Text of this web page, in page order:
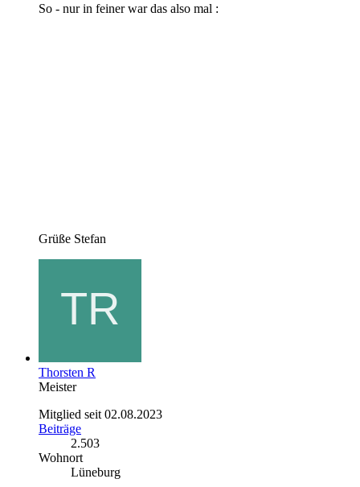
So - nur in feiner war das also mal :
Grüße Stefan
Thorsten R
Meister
Mitglied seit 02.08.2023
Beiträge
2.503
Wohnort
Lüneburg